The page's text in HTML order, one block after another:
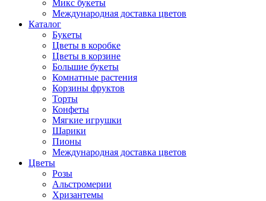
Микс букеты
Международная доставка цветов
Каталог
Букеты
Цветы в коробке
Цветы в корзине
Большие букеты
Комнатные растения
Корзины фруктов
Торты
Конфеты
Мягкие игрушки
Шарики
Пионы
Международная доставка цветов
Цветы
Розы
Альстромерии
Хризантемы